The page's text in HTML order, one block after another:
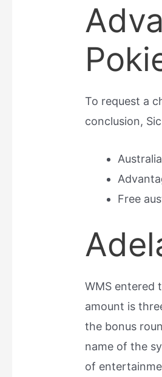
To request a
conclusion,
Free
WMS entered
amount is
the bonus
name of the
of